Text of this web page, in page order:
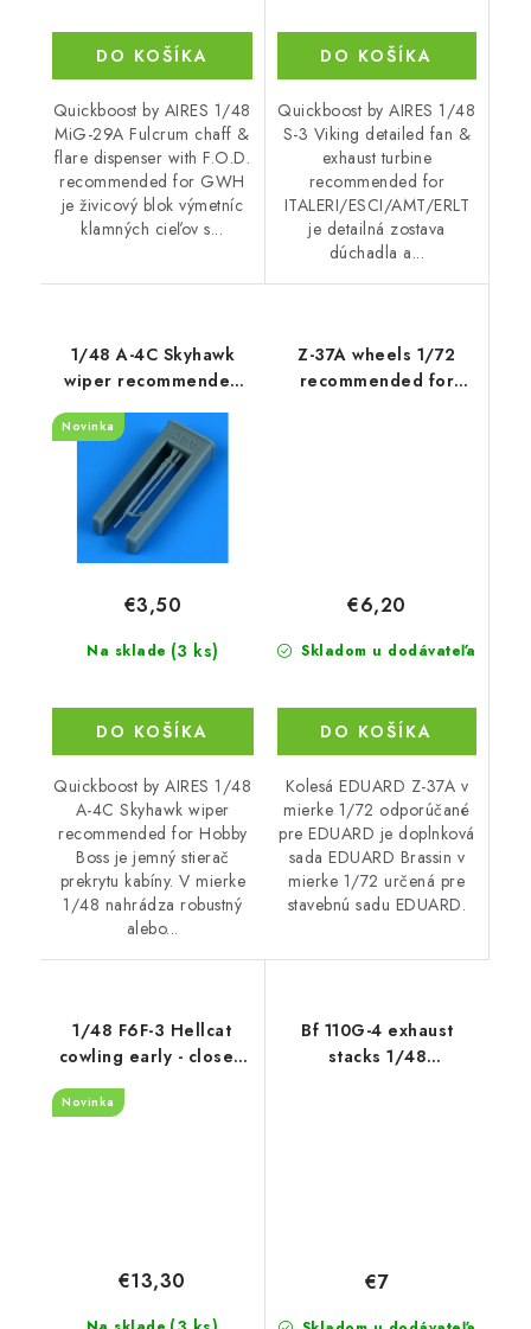
DO KOŠÍKA
Quickboost by AIRES 1/48
MiG-29A Fulcrum chaff &
flare dispenser with F.O.D.
recommended for GWH
je živicový blok výmetníc
klamných cieľov s...
DO KOŠÍKA
Quickboost by AIRES 1/48
S-3 Viking detailed fan &
exhaust turbine
recommended for
ITALERI/ESCI/AMT/ERLT
je detailná zostava
dúchadla a...
1/48 A-4C Skyhawk
wiper recommended
for Hobby Boss
Novinka
Na sklade (3 ks)
€3,50
DO KOŠÍKA
Quickboost by AIRES 1/48
A-4C Skyhawk wiper
recommended for Hobby
Boss je jemný stierač
prekrytu kabíny. V mierke
1/48 nahrádza robustný
alebo...
Z-37A wheels 1/72
recommended for
Skladom u dodávateľa
€6,20
DO KOŠÍKA
Kolesá EDUARD Z-37A v
mierke 1/72 odporúčané
pre EDUARD je doplnková
sada EDUARD Brassin v
mierke 1/72 určená pre
stavebnú sadu EDUARD.
1/48 F6F-3 Hellcat
cowling early - closed
flaps recommended
for Hobby Boss
Novinka
€13,30
Bf 110G-4 exhaust
stacks 1/48
€7